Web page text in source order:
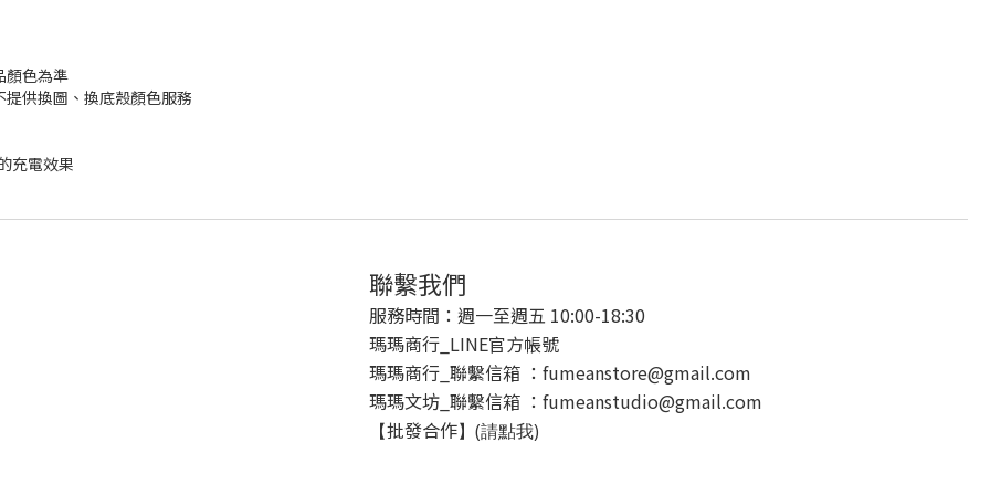
顏色為準
供換圖、換底殼顏色服務
充電效果
聯繫我們
服務時間：週一至週五 10:00-18:30
瑪瑪商行_LINE官方帳號
瑪瑪商行_聯繫信箱 ：fumeanstore@gmail.com
瑪瑪文坊_聯繫信箱 ：fumeanstudio@gmail.com
【批發合作】(請點我)